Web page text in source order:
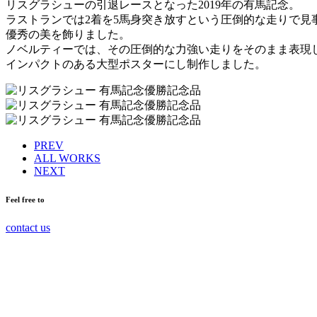
リスグラシューの引退レースとなった2019年の有馬記念。
ラストランでは2着を5馬身突き放すという圧倒的な走りで見
優秀の美を飾りました。
ノベルティーでは、その圧倒的な力強い走りをそのまま表現
インパクトのある大型ポスターにし制作しました。
PREV
ALL WORKS
NEXT
Feel free to
contact us